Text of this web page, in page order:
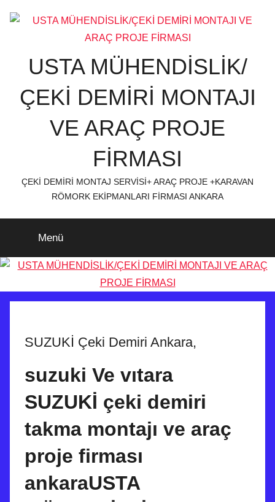
atla
USTA MÜHENDİSLİK/
ÇEKİ DEMİRİ MONTAJI
VE ARAÇ PROJE
FİRMASI
ÇEKİ DEMİRİ MONTAJ SERVİSİ+ ARAÇ PROJE +KARAVAN
RÖMORK EKİPMANLARI FİRMASI ANKARA
Menü
SUZUKİ Çeki Demiri Ankara,
suzuki Ve vıtara
SUZUKİ çeki demiri
takma montajı ve araç
proje firması
ankaraUSTA